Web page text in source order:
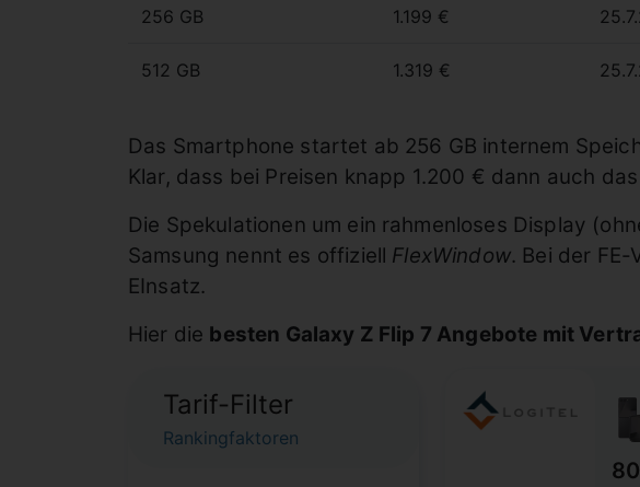
256 GB 1.199 €
512 GB 1.319 €
Das Smartphone startet ab 256 GB internem
Klar, dass bei Preisen knapp 1.200 € dann auch das
Die Spekulationen um ein rahmenloses Display
Samsung nennt es offiziell FlexWindow. Bei der
EInsatz.
Hier die besten Galaxy Z Flip 7 Angebote mit
Tarif-Filter
Rankingfaktoren